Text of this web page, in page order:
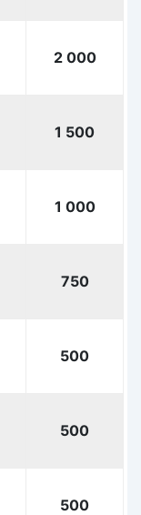
2 000
1 500
1 000
750
500
500
500